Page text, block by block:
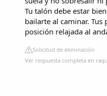
Tu talón debe estar
bailarte al caminar.
posición relajada al
Solicitud de eliminación
Ver respuesta completa en